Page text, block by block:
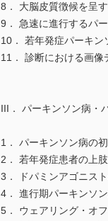
8． 大脳皮質徴候を呈
9． 急速に進行するパ
10． 若年発症パーキ
11． 診断における画像
III． パーキンソン病・
1． パーキンソン病の
2． 若年発症患者の上
3． ドパミンアゴニス
4． 進行期パーキンソ
5． ウェアリング・オ